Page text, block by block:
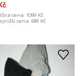
cena: 1099 Kč
cena: 689 Kč